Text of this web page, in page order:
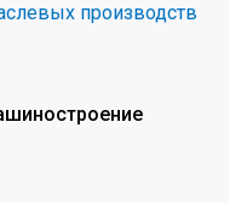
производств